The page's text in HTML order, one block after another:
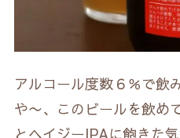
アルコール度数６％で飲
や〜、このビールを飲め
とヘイジーIPAに飽きた